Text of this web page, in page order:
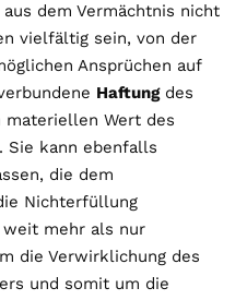
dem Vermächtnis nicht
vielfältig sein, von der
Ansprüchen auf
Haftungdes
Wert des
Sie kann ebenfalls
die dem
Nichterfüllung
mehr als nur
die Verwirklichung des
und somit um die